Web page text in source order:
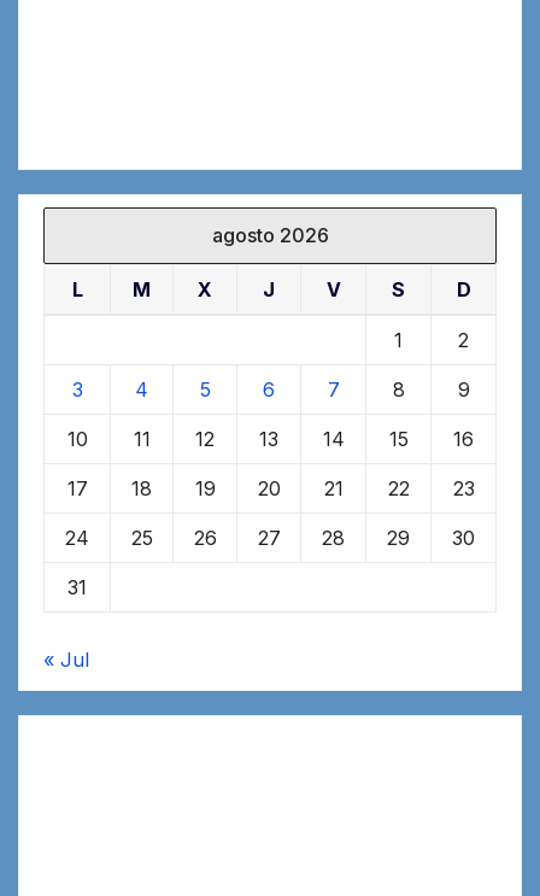
agosto 2026
L M X J V S D
1 2
3 4 5 6 7 8 9
10 11 12 13 14 15 16
17 18 19 20 21 22 23
24 25 26 27 28 29 30
31
« Jul